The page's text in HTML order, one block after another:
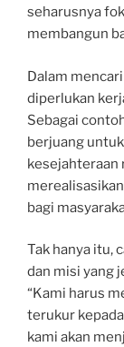
seharusnya
membangun
Dalam
diperlukan
Sebagai
berjuang
kesejahteraan
bagi
Tak hanya itu,
dan misi yang
“Kami harus
terukur
kami akan